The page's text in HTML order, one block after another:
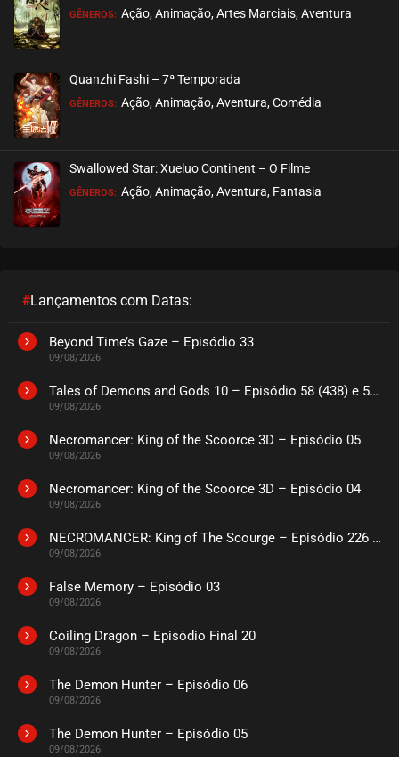
GÊNEROS: Ação, Animação, Artes Marciais, Aventura
Quanzhi Fashi – 7ª Temporada
GÊNEROS: Ação, Animação, Aventura, Comédia
Swallowed Star: Xueluo Continent – O Filme
GÊNEROS: Ação, Animação, Aventura, Fantasia
#Lançamentos com Datas:
Beyond Time’s Gaze – Episódio 33
09/08/2026
Tales of Demons and Gods 10 – Episódio 58 (438) e 59 (439)
09/08/2026
Necromancer: King of the Scoorce 3D – Episódio 05
09/08/2026
Necromancer: King of the Scoorce 3D – Episódio 04
09/08/2026
NECROMANCER: King of The Scourge – Episódio 226 a 230
09/08/2026
False Memory – Episódio 03
09/08/2026
Coiling Dragon – Episódio Final 20
09/08/2026
The Demon Hunter – Episódio 06
09/08/2026
The Demon Hunter – Episódio 05
09/08/2026